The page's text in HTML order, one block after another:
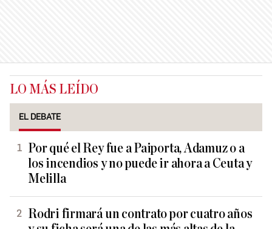
LO MÁS LEÍDO
EL DEBATE
Por qué el Rey fue a Paiporta, Adamuz o a
los incendios y no puede ir ahora a Ceuta y
Melilla
Rodri firmará un contrato por cuatro años